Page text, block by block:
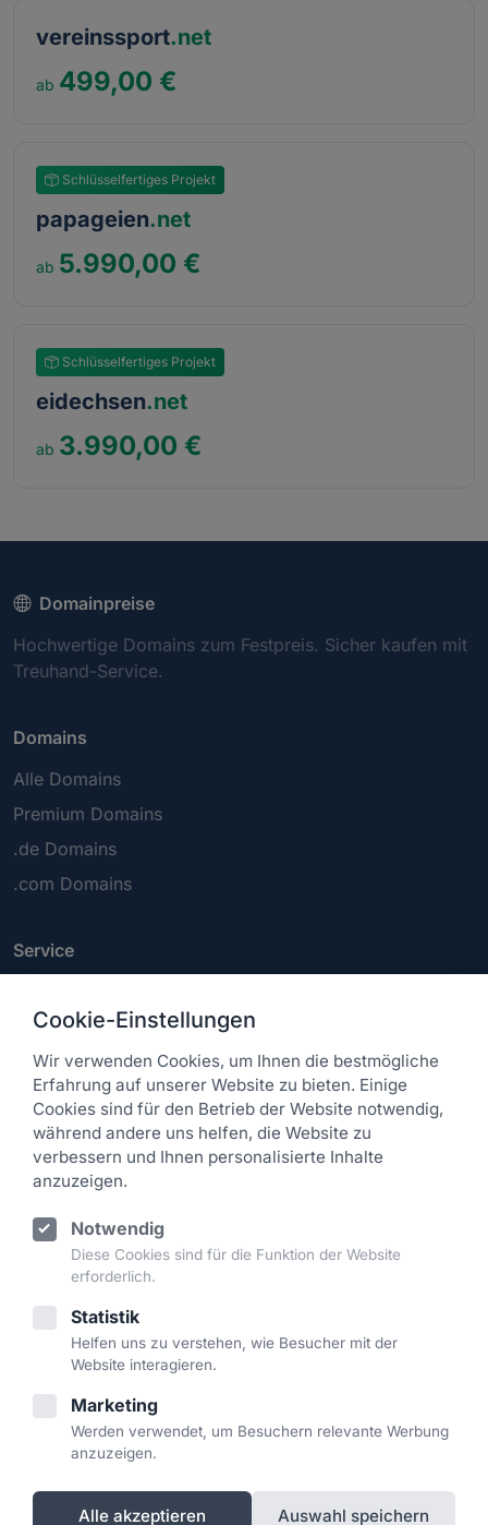
vereinssport.net
499,00 €
Schlüsselfertiges Projekt
papageien.net
5.990,00 €
Schlüsselfertiges Projekt
eidechsen.net
3.990,00 €
Domainpreise
Hochwertige Domains zum Festpreis. Sicher kaufen mit
Treuhand-Service.
Domains
Alle Domains
Premium Domains
.de Domains
.com Domains
Service
Kontakt
Rechtliches
Impressum
Datenschutz
Widerrufsbelehrung
Kontakt
kontakt@domainpreise.net
LICENARA
Cookie-Einstellungen
Wir verwenden Cookies, um Ihnen die bestmögliche
Erfahrung auf unserer Website zu bieten. Einige
Cookies sind für den Betrieb der Website notwendig,
während andere uns helfen, die Website zu
verbessern und Ihnen personalisierte Inhalte
anzuzeigen.
Notwendig
Diese Cookies sind für die Funktion der Website
erforderlich.
Statistik
Helfen uns zu verstehen, wie Besucher mit der
Website interagieren.
Marketing
Werden verwendet, um Besuchern relevante Werbung
anzuzeigen.
Alle akzeptieren Auswahl speichern